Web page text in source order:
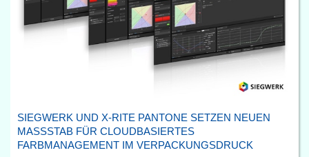
SIEGWERK UND X-RITE PANTONE SETZEN NEUEN
MASSSTAB FÜR CLOUDBASIERTES F
ARBMANAGEMENT IM VERPACKUNGSDRUCK